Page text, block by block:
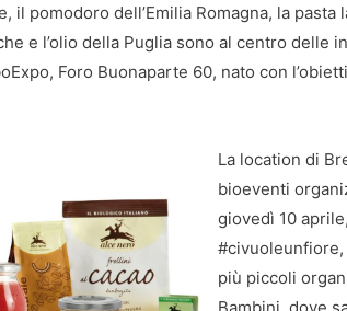
il pomodoro dell’Emilia Romagna, la
e l’olio della Puglia sono al centro delle
Foro Buonaparte 60, nato con
La location di
bioeventi
giovedì 10
#civuoleunfiore,
più piccoli